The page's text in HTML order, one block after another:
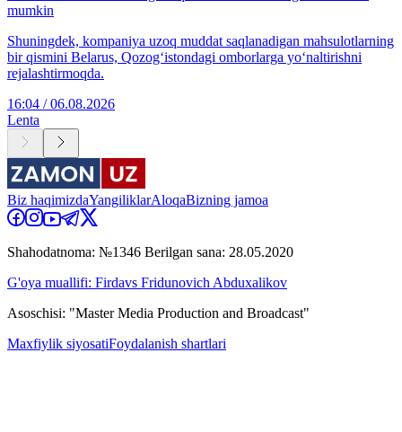
mumkin
Shuningdek, kompaniya uzoq muddat saqlanadigan mahsulotlarning
bir qismini Belarus, Qozog‘istondagi omborlarga yo‘naltirishni
rejalashtirmoqda.
16:04 / 06.08.2026
Lenta
Biz haqimizdaYangiliklarAloqaBizning jamoa
Shahodatnoma: №1346 Berilgan sana: 28.05.2020
G'oya muallifi: Firdavs Fridunovich Abduxalikov
Asoschisi: "Master Media Production and Broadcast"
Maxfiylik siyosatiFoydalanish shartlari